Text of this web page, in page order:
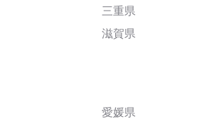
三重県
滋賀県
愛媛県